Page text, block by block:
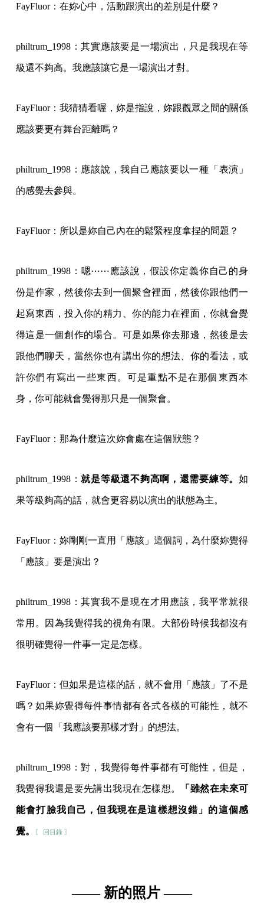
FayFluor：在妳心中，活動跟演出的差別是什麼？
philtrum_1998：其實應該要是一場演出，只是我現在等
級還不夠高。我應該讓它是一場演出才對。
FayFluor：我猜猜看喔，妳是指說，妳跟觀眾之間的關係
應該要更有舞台距離嗎？
philtrum_1998：應該說，我自己應該要以一種「表演」
的感覺去參與。
FayFluor：所以是妳自己內在的鬆緊程度拿捏的問題？
philtrum_1998：嗯⋯⋯應該說，假設你定義你自己的身
份是作家，然後你去到一個聚會裡面，然後你跟他們一
起寫東西，投入你的精力、你的能力在裡面，你就會覺
得這是一個創作的場合。可是如果你去那邊，然後是去
跟他們聊天，當然你也有講出你的想法、你的看法，或
許你們有寫出一些東西。可是重點不是在那個東西本
身，你可能就會覺得那只是一個聚會。
FayFluor：那為什麼這次妳會處在這個狀態？
philtrum_1998：就是等級還不夠高啊，還需要練等。如
果等級夠高的話，就會更容易以演出的狀態為主。
FayFluor：妳剛剛一直用「應該」這個詞，為什麼妳覺得
「應該」要是演出？
philtrum_1998：其實我不是現在才用應該，我平常就很
常用。因為我覺得我的視角有限。大部份時候我都沒有
很明確覺得一件事一定是怎樣。
FayFluor：但如果是這樣的話，就不會用「應該」了不是
嗎？如果妳覺得每件事情都有各式各樣的可能性，就不
會有一個「我應該要那樣才對」的想法。
philtrum_1998：對，我覺得每件事都有可能性，但是，
我覺得我還是要先講出我現在怎樣想。 「雖然在未來可
能會打臉我自己，但我現在是這樣想沒錯」的這個感
覺。 〖 回目錄 〗
—— 新的照片 ——